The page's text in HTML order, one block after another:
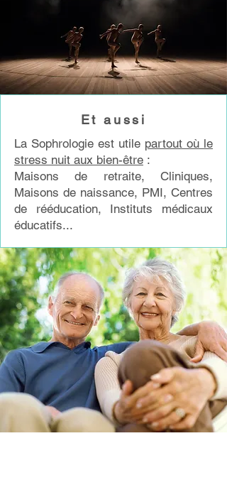
Et aussi
La Sophrologie est utile partout où le
stress nuit aux bien-être :
Maisons de retraite, Cliniques,
Maisons de naissance, PMI, Centres
de rééducation, Instituts médicaux
éducatifs...